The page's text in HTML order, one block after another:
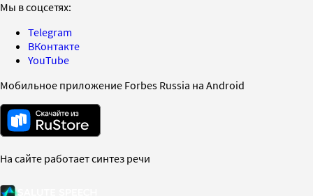
Мы в соцсетях:
Telegram
ВКонтакте
YouTube
Мобильное приложение Forbes Russia на Android
На сайте работает синтез речи